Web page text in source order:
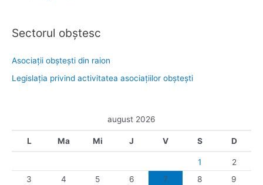
Sectorul obştesc
Asociaţii obşteşti din raion
Legislaţia privind activitatea asociaţiilor obşteşti
august 2026
L Ma Mi J V S D
1
2
3
4 5 6 7 8 9